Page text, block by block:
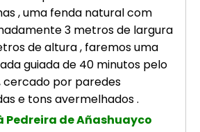
, uma fenda natural com
3 metros de largura
de altura , faremos uma
guiada de 40 minutos pelo
cercado por paredes
e tons avermelhados .
Pedreira de Añashuayco